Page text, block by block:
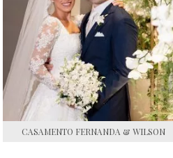
CASAMENTO FERNANDA & WILSON